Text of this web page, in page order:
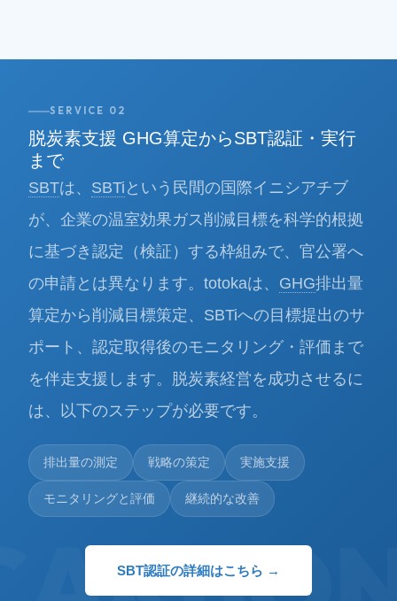
SERVICE 02
脱炭素支援 GHG算定からSBT認証・実行
まで
SBTは、 SBTi という民間の国際イニシアチブ
が、企業の温室効果ガス削減目標を科学的根拠
に基づき認定（検証）する枠組みで、官公署へ
の申請とは異なります。totokaは、 GHG排出量
算定から削減目標策定、SBTiへの目標提出のサ
ポート、認定取得後のモニタリング・評価まで
を伴走支援します。脱炭素経営を成功させるに
は、以下のステップが必要です。
排出量の測定 戦略の策定 実施支援
モニタリングと評価 継続的な改善
SBT認証の詳細はこちら →